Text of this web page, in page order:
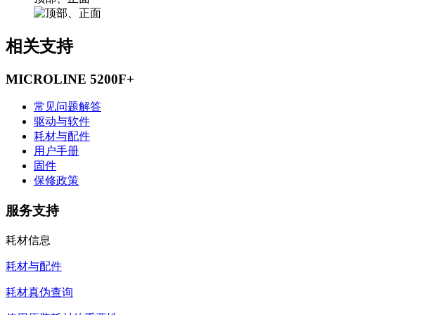
相关支持
MICROLINE 5200F+
常见问题解答
驱动与软件
耗材与配件
用户手册
固件
保修政策
服务支持
耗材信息
耗材与配件
耗材真伪查询